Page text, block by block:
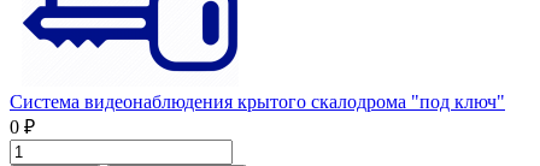
Система видеонаблюдения крытого скалодрома "под ключ"
0 ₽